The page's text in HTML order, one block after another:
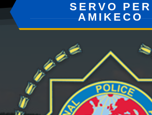
SERVO PER
AMIKECO